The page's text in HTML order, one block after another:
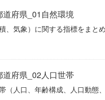
府県_01自然環境
、気象）に関する指標をまと
府県_02人口世帯
（人口、年齢構成、人口動態